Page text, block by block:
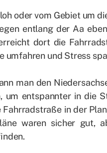
oder vom Ge­biet um
ent­lang der Aa
dort die
um­fah­ren und Stress
man den
um ent­spann­ter in die
in der
wa­ren si­cher gut,